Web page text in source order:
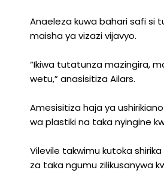
Anaeleza kuwa bahari safi si
maisha ya vizazi vijavyo.
“Ikiwa tutatunza mazingira,
wetu,” anasisitiza Ailars.
Amesisitiza haja ya
wa plastiki na taka nyingine
Vilevile takwimu kutoka shirika
za taka ngumu zilikusanywa